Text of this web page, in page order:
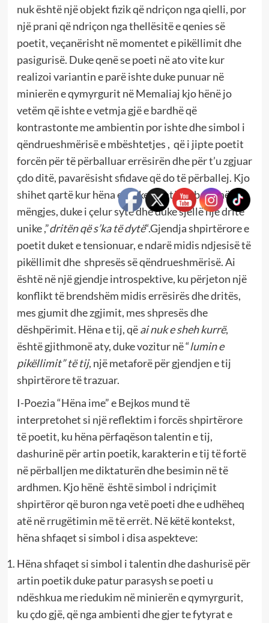
nuk është një objekt fizik që ndriçon nga qielli, por
një prani që ndriçon nga thellësitë e qenies së
poetit, veçanërisht në momentet e pikëllimit dhe
pasigurisë. Duke qenë se poeti në ato vite kur
realizoi variantin e parë ishte duke punuar në
minierën e qymyrgurit në Memaliaj kjo hënë jo
vetëm që ishte e vetmja gjë e bardhë që
kontrastonte me ambientin por ishte dhe simbol i
qëndrueshmërisë e mbështetjes , që i jipte poetit
forcën për të përballuar errësirën dhe për t’u zgjuar
çdo ditë, pavarësisht sfidave që do të përballej. Kjo
shihet qartë kur hëna e troket lehtë në ballë në
mëngjes, duke i çelur sytë dhe duke sjellë një dritë
unike ,”dritën që s’ka të dytë“.Gjendja shpirtërore e
poetit duket e tensionuar, e ndarë midis ndjesisë të
pikëllimit dhe shpresës së qëndrueshmërisë. Ai
është në një gjendje introspektive, ku përjeton një
konflikt të brendshëm midis errësirës dhe dritës,
mes gjumit dhe zgjimit, mes shpresës dhe
dëshpërimit. Hëna e tij, qëai nuk e sheh kurrë,
është gjithmonë aty, duke vozitur në “lumin e
pikëllimit” të tij, një metaforë për gjendjen e tij
shpirtërore të trazuar.
I-Poezia “Hëna ime” e Bejkos mund të
interpretohet si një reflektim i forcës shpirtërore
të poetit, ku hëna përfaqëson talentin e tij,
dashurinë për artin poetik, karakterin e tij të fortë
në përballjen me diktaturën dhe besimin në të
ardhmen. Kjo hënë është simbol i ndriçimit
shpirtëror që buron nga vetë poeti dhe e udhëheq
atë në rrugëtimin më të errët. Në këtë kontekst,
hëna shfaqet si simbol i disa aspekteve:
Hëna shfaqet si simbol i talentin dhe dashurisë për
artin poetik duke patur parasysh se poeti u
ndëshkua me riedukim në minierën e qymyrgurit,
ku çdo gjë, që nga ambienti dhe gjer te fytyrat e